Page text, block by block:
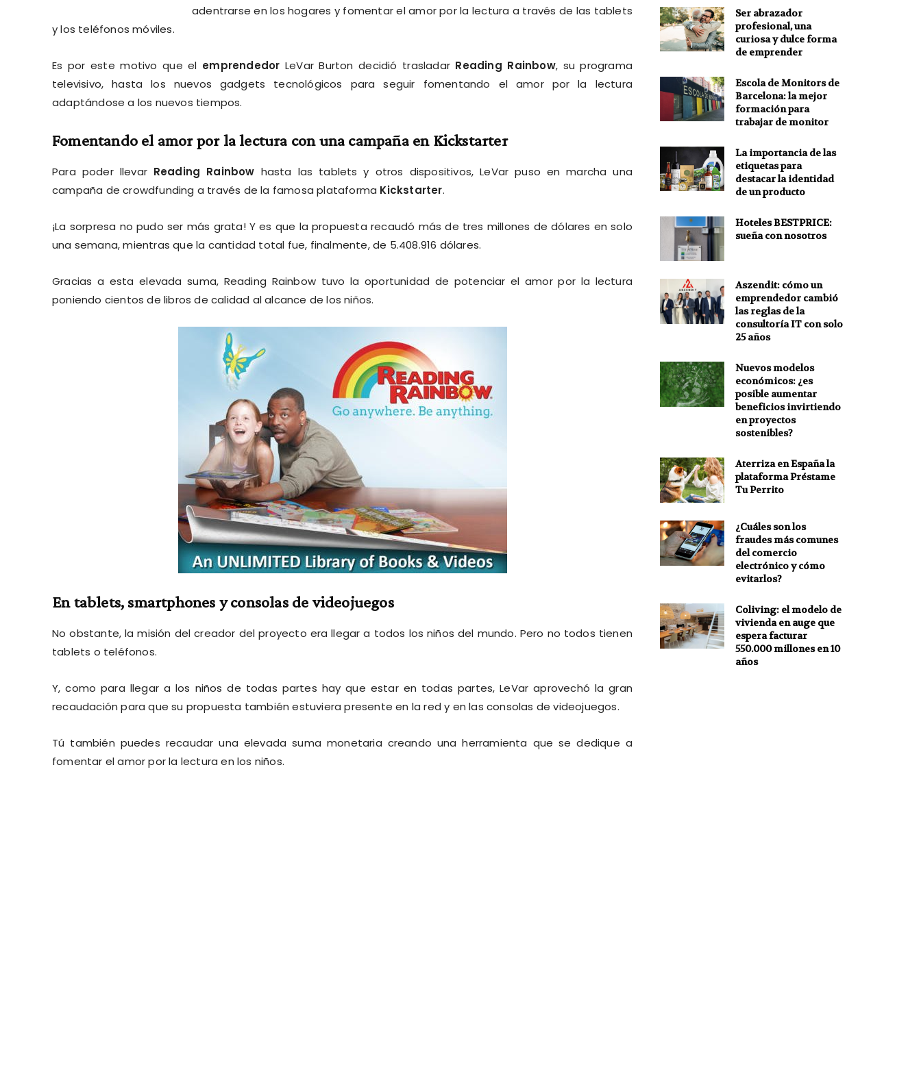
adentrarse en los hogares y fomentar el amor por la lectura a través de las tablets
y los teléfonos móviles.
Es por este motivo que el emprendedor LeVar Burton decidió trasladar Reading Rainbow, su programa
televisivo, hasta los nuevos gadgets tecnológicos para seguir fomentando el amor por la lectura
adaptándose a los nuevos tiempos.
Fomentando el amor por la lectura con una campaña en Kickstarter
Para poder llevar Reading Rainbow hasta las tablets y otros dispositivos, LeVar puso en marcha una
campaña de crowdfunding a través de la famosa plataforma Kickstarter.
¡La sorpresa no pudo ser más grata! Y es que la propuesta recaudó más de tres millones de dólares en solo
una semana, mientras que la cantidad total fue, finalmente, de 5.408.916 dólares.
Gracias a esta elevada suma, Reading Rainbow tuvo la oportunidad de potenciar el amor por la lectura
poniendo cientos de libros de calidad al alcance de los niños.
En tablets, smartphones y consolas de videojuegos
No obstante, la misión del creador del proyecto era llegar a todos los niños del mundo. Pero no todos tienen
tablets o teléfonos.
Y, como para llegar a los niños de todas partes hay que estar en todas partes, LeVar aprovechó la gran
recaudación para que su propuesta también estuviera presente en la red y en las consolas de videojuegos.
Tú también puedes recaudar una elevada suma monetaria creando una herramienta que se dedique a
fomentar el amor por la lectura en los niños.
Ser abrazador
profesional, una
curiosa y dulce forma
de emprender
Escola de Monitors de
Barcelona: la mejor
formación para
trabajar de monitor
La importancia de las
etiquetas para
destacar la identidad
de un producto
Hoteles BESTPRICE:
sueña con nosotros
Aszendit: cómo un
emprendedor cambió
las reglas de la
consultoría IT con solo
25 años
Nuevos modelos
económicos: ¿es
posible aumentar
beneficios invirtiendo
en proyectos
sostenibles?
Aterriza en España la
plataforma Préstame
Tu Perrito
¿Cuáles son los
fraudes más comunes
del comercio
electrónico y cómo
evitarlos?
Coliving: el modelo de
vivienda en auge que
espera facturar
550.000 millones en 10
años